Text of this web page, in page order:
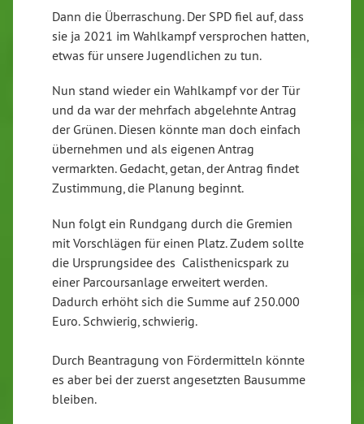
Dann die Überraschung. Der SPD fiel auf, dass
sie ja 2021 im Wahlkampf versprochen hatten,
etwas für unsere Jugendlichen zu tun.
Nun stand wieder ein Wahlkampf vor der Tür
und da war der mehrfach abgelehnte Antrag
der Grünen. Diesen könnte man doch einfach
übernehmen und als eigenen Antrag
vermarkten. Gedacht, getan, der Antrag findet
Zustimmung, die Planung beginnt.
Nun folgt ein Rundgang durch die Gremien
mit Vorschlägen für einen Platz. Zudem sollte
die Ursprungsidee des Calisthenicspark zu
einer Parcoursanlage erweitert werden.
Dadurch erhöht sich die Summe auf 250.000
Euro. Schwierig, schwierig.
Durch Beantragung von Fördermitteln könnte
es aber bei der zuerst angesetzten Bausumme
bleiben.